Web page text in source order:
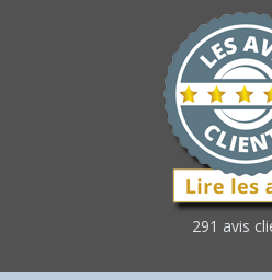
291 avis